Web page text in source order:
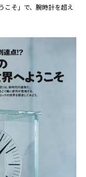
こそ」で、腕時計を超え